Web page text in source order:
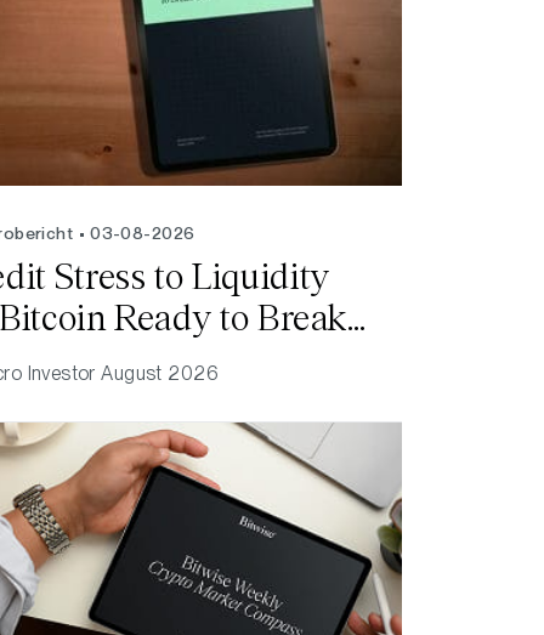
03-08-2026
Stress to Liquidity
Ready to Break
InvestorAugust 2026